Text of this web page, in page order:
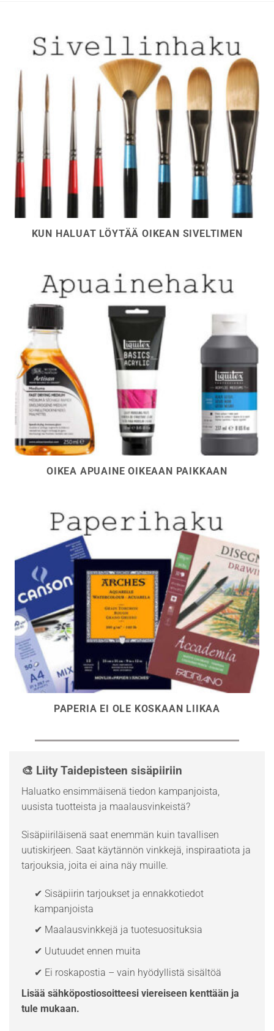
KUN HALUAT LÖYTÄÄ OIKEAN SIVELTIMEN
OIKEA APUAINE OIKEAAN PAIKKAAN
PAPERIA EI OLE KOSKAAN LIIKAA
🎨 Liity Taidepisteen sisäpiiriin
Haluatko ensimmäisenä tiedon kampanjoista,
uusista tuotteista ja maalausvinkeistä?
Sisäpiiriläisenä saat enemmän kuin tavallisen
uutiskirjeen. Saat käytännön vinkkejä, inspiraatiota ja
tarjouksia, joita ei aina näy muille.
✔ Sisäpiirin tarjoukset ja ennakkotiedot
kampanjoista
✔ Maalausvinkkejä ja tuotesuosituksia
✔ Uutuudet ennen muita
✔ Ei roskapostia – vain hyödyllistä sisältöä
Lisää sähköpostiosoitteesi viereiseen kenttään ja
tule mukaan.